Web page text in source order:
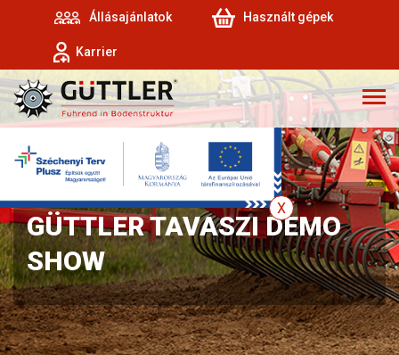
Állásajánlatok Használt gépek
Karrier
GÜTTLER TAVASZI DEMO
SHOW